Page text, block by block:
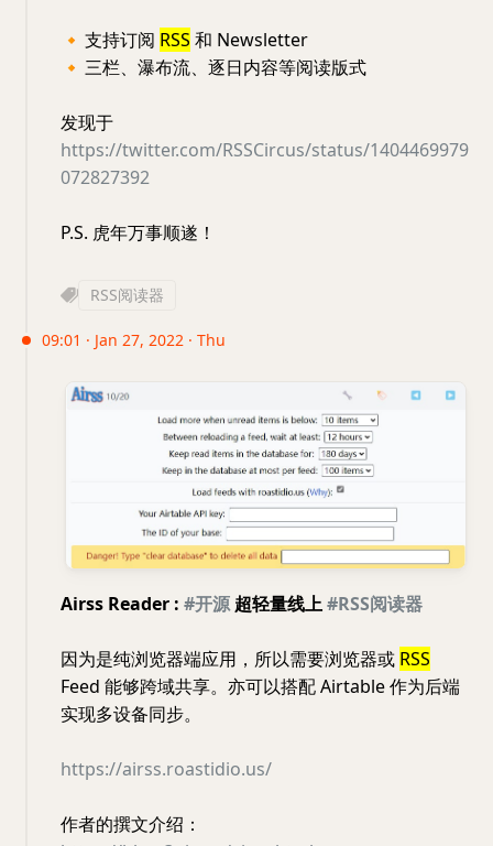
🔸 支持订阅 RSS 和 Newsletter
🔸 三栏、瀑布流、逐日内容等阅读版式
发现于
https://twitter.com/RSSCircus/status/1404469979
072827392
P.S. 虎年万事顺遂！
RSS阅读器
09:01 · Jan 27, 2022 · Thu
Airss Reader : #开源超轻量线上#RSS阅读器
因为是纯浏览器端应用，所以需要浏览器或 RSS
Feed 能够跨域共享。亦可以搭配 Airtable 作为后端
实现多设备同步。
https://airss.roastidio.us/
作者的撰文介绍：